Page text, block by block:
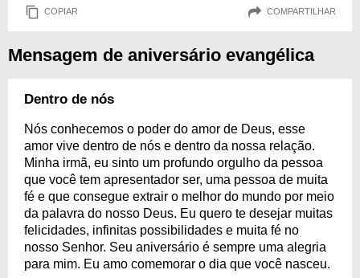
COPIAR COMPARTILHAR
Mensagem de aniversário evangélica
Dentro de nós
Nós conhecemos o poder do amor de Deus, esse
amor vive dentro de nós e dentro da nossa relação.
Minha irmã, eu sinto um profundo orgulho da pessoa
que você tem apresentador ser, uma pessoa de muita
fé e que consegue extrair o melhor do mundo por meio
da palavra do nosso Deus. Eu quero te desejar muitas
felicidades, infinitas possibilidades e muita fé no
nosso Senhor. Seu aniversário é sempre uma alegria
para mim. Eu amo comemorar o dia que você nasceu.